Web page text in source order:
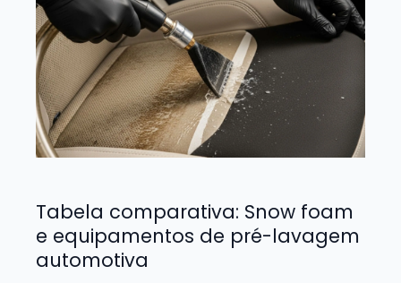
Tabela comparativa: Snow foam
e equipamentos de pré-lavagem
automotiva